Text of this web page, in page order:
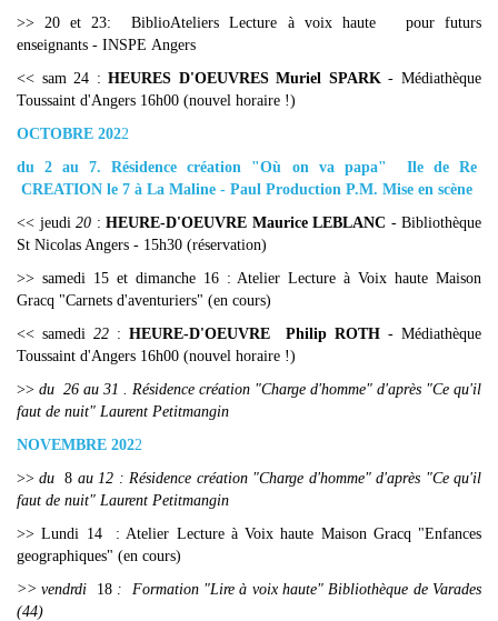
>> 20 et 23: BiblioAteliers Lecture à voix haute pour futurs
enseignants - INSPE Angers
<< sam 24 :HEURES D'OEUVRES Muriel SPARK- Médiathèque
Toussaint d'Angers 16h00 (nouvel horaire !)
OCTOBRE 2022
du 2 au 7. Résidence création "Où on va papa" Ile de Re
CREATION le 7 à La Maline - Paul Production P.M. Mise en scène
<< jeudi 20 : HEURE-D'OEUVRE Maurice LEBLANC - Bibliothèque
St Nicolas Angers - 15h30 (réservation)
>> samedi 15 et dimanche 16 : Atelier Lecture à Voix haute Maison
Gracq "Carnets d'aventuriers" (en cours)
<< samedi 22 : HEURE-D'OEUVRE Philip ROTH - Médiathèque
Toussaint d'Angers 16h00 (nouvel horaire !)
>> du 26 au 31 . Résidence création "Charge d'homme" d'après "Ce qu'il
faut de nuit" Laurent Petitmangin
NOVEMBRE 2022
>>du 8 au 12 : Résidence création "Charge d'homme" d'après "Ce qu'il
faut de nuit" Laurent Petitmangin
>> Lundi 14 : Atelier Lecture à Voix haute Maison Gracq "Enfances
geographiques" (en cours)
>> vendrdi
18 : Formation "Lire à voix haute" Bibliothèque de Varades
(44)